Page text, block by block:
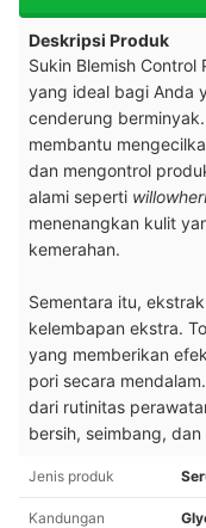
Deskripsi Produk
Sukin Blemish
yang ideal bagi Anda
cenderung
membantu
dan mengontrol
alami seperti
menenangkan kulit
kemerahan.
Sementara itu, ekstrak
kelembapan ekstra.
yang memberikan
pori secara
dari rutinitas
bersih, seimbang,
Jenis produk
Kandungan